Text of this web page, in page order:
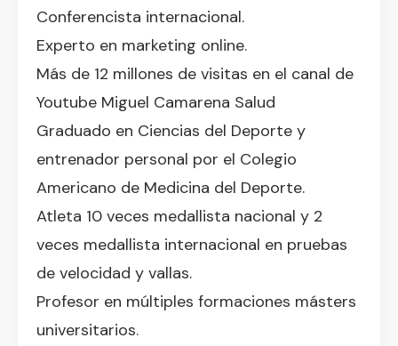
Conferencista internacional.
Experto en marketing online.
Más de 12 millones de visitas en el canal de
Youtube Miguel Camarena Salud
Graduado en Ciencias del Deporte y
entrenador personal por el Colegio
Americano de Medicina del Deporte.
Atleta 10 veces medallista nacional y 2
veces medallista internacional en pruebas
de velocidad y vallas.
Profesor en múltiples formaciones másters
universitarios.